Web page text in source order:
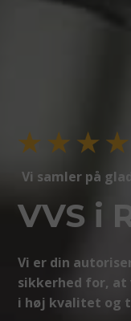
Vi samler på
VVS i
Vi er din
sikkerhed for,
i høj kvalitet og